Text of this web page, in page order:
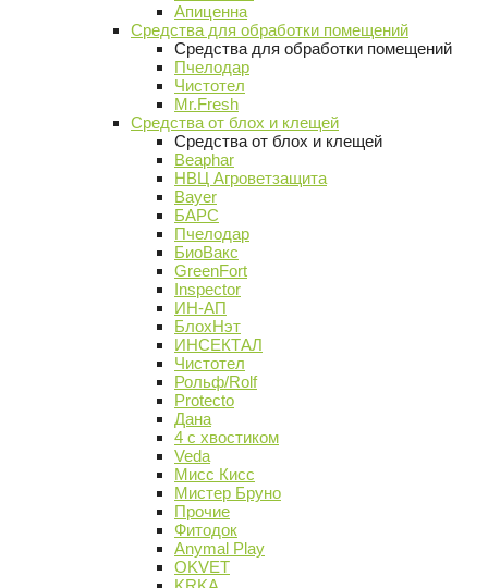
Апиценна
Средства для обработки помещений
Средства для обработки помещений
Пчелодар
Чистотел
Mr.Fresh
Средства от блох и клещей
Средства от блох и клещей
Beaphar
НВЦ Агроветзащита
Bayer
БАРС
Пчелодар
БиоВакс
GreenFort
Inspector
ИН-АП
БлохНэт
ИНСЕКТАЛ
Чистотел
Рольф/Rolf
Protecto
Дана
4 с хвостиком
Veda
Мисс Кисс
Мистер Бруно
Прочие
Фитодок
Anymal Play
OKVET